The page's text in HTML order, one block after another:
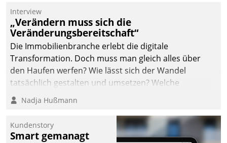
Interview
„Verändern muss sich die
Veränderungsbereitschaft“
Die Immobilienbranche erlebt die digitale
Transformation. Doch muss man gleich alles über
den Haufen werfen? Wie lässt sich der Wandel
tatsächlich gestalten und umsetzen? Welche
Argumente zählen wirklich?
Nadja Hußmann
Kundenstory
Smart gemanagt